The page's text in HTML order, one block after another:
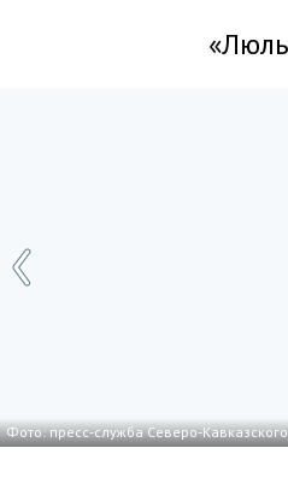
Фото: пресс-служба Северо-